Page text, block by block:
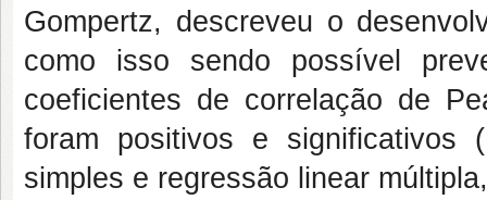
Gompertz, descreveu o
como isso sendo possível
coeficientes de correlação de
foram positivos e significativos
simples e regressão linear